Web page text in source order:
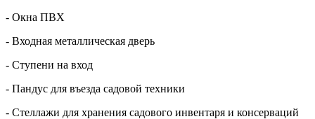
- Окна ПВХ
- Входная металлическая дверь
- Ступени на вход
- Пандус для въезда садовой техники
- Стеллажи для хранения садового инвентаря и консерваций